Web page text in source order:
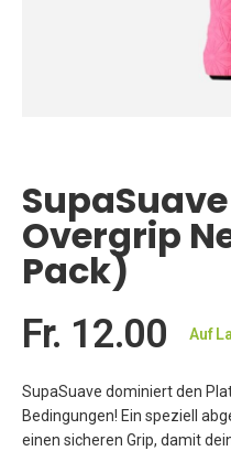
Bildgalerie
springen
Overgrip
Pack)
Fr. 12.00 Auf
SupaSuave dominiert den
Bedingungen! Ein speziell
einen sicheren Grip, damit